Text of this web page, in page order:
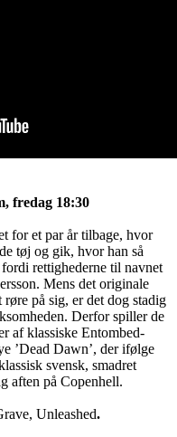
fredag 18:30
for et par år tilbage, hvor
tøj og gik, hvor han så
rettighederne til navnet
Mens det originale
på sig, er det dog stadig
Derfor spiller de
af klassiske Entombed-
’Dead Dawn’, der ifølge
svensk, smadret
aften på Copenhell.
Unleashed.